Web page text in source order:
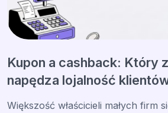
Kupon a cashback: Który
napędza lojalność
Większość właścicieli małych firm